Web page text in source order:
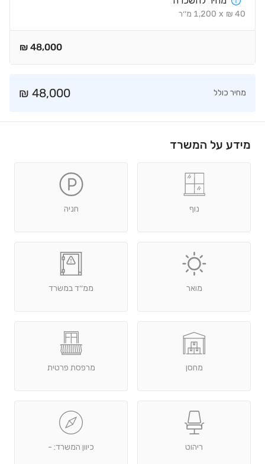
40
₪
x
1,200 מ׳׳ר
48,000
₪
מחיר כולל 48,000
₪
מידע על המשרד
נוף חניה
מואר ממ׳׳ד במשרד
מחסן מרפסת פרטית
ריהוט כיוון המשרד: -